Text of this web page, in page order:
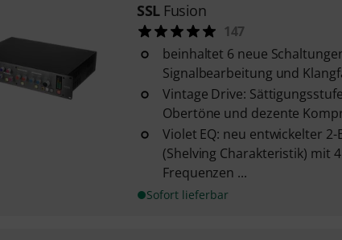
SSL Fusion
147
beinhaltet 6 neue
Signalbearbeitung und
Vintage Drive:
Obertöne und dezente
Violet EQ: neu entwickelter 2-
(Shelving Charakteristik) mit
Frequenzen ...
Sofort lieferbar